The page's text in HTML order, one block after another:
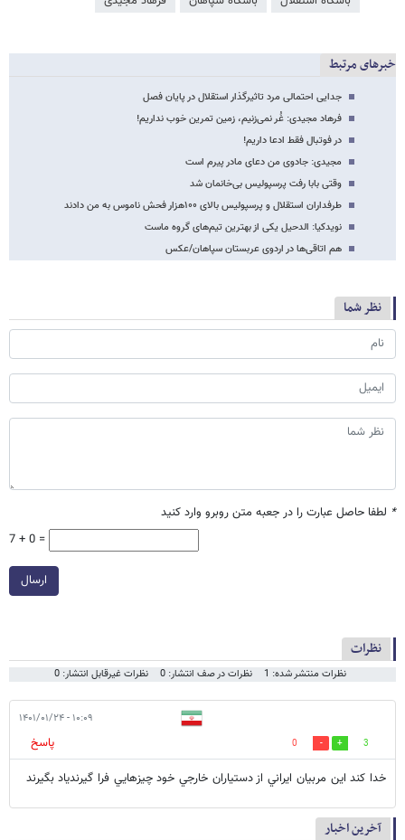
خبرهای مرتبط
جدایی احتمالی مرد تاثیرگذار استقلال در پایان فصل
فرهاد مجیدی: غُر نمی‌زنیم، زمین تمرین خوب نداریم!
در فوتبال فقط ادعا داریم!
مجیدی: جادوی من دعای مادر پیرم است
وقتی بابا رفت پرسپولیس بی‌خانمان شد
طرفداران استقلال و پرسپولیس بالای ۱۰۰هزار فحش ناموس به من دادند
نویدکیا: الدحیل یکی از بهترین تیم‌های گروه ماست
هم اتاقی‌ها در اردوی عربستان سپاهان/عکس
نظر شما
* لطفا حاصل عبارت را در جعبه متن روبرو وارد کنید
7 + 0 =
ارسال
نظرات
نظرات منتشر شده: 1 نظرات در صف انتشار: 0 نظرات غیرقابل انتشار: 0
۱۰:۰۹ - ۱۴۰۱/۰۱/۲۴
3
0
پاسخ
خدا كند اين مربيان ايراني از دستياران خارجي خود چيزهايي فرا گيرندياد بگيرند
آخرین اخبار